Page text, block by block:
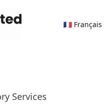
🇫🇷 Français
Services